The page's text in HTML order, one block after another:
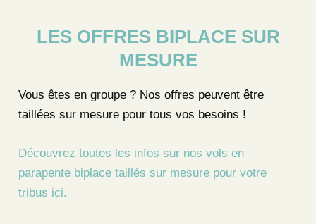
LES OFFRES BIPLACE SUR
MESURE
Vous êtes en groupe ? Nos offres peuvent être
taillées sur mesure pour tous vos besoins !
Découvrez toutes les infos sur nos vols en
parapente biplace taillés sur mesure pour votre
tribus ici.